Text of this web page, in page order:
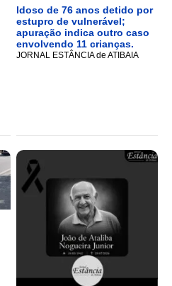
Idoso de 76 anos detido por
estupro de vulnerável;
apuração indica outro caso
envolvendo 11 crianças.
JORNAL ESTÂNCIA de ATIBAIA